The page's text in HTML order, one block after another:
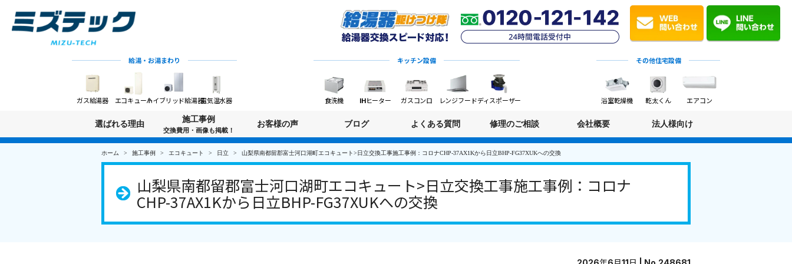
給湯・お湯まわり
ガス給湯器 エコキュートハイブリッド給湯器電気温水器
キッチン設備
食洗機 IHヒーター ガスコンロ レンジフードディスポーザー
その他住宅設備
浴室乾燥機 乾太くん エアコン
選ばれる理由
施工事例
交換費用・画像も掲載！
お客様の声 ブログ よくある質問 修理のご相談 会社概要 法人様向け
ホーム 施工事例 エコキュート 日立 山梨県南都留郡富士河口湖町エコキュート>日立交換工事施工事例：コロナCHP-37AX1Kから日立BHP-FG37XUKへの交換
山梨県南都留郡富士河口湖町エコキュート>日立交換工事施工事例：コロナ
CHP-37AX1Kから日立BHP-FG37XUKへの交換